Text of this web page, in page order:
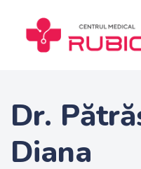
content
Dr.
Diana